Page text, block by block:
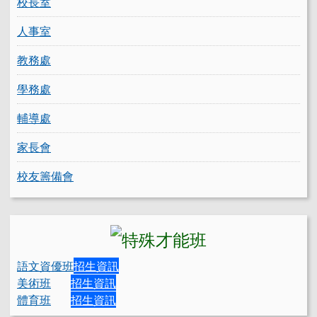
人事室
教務處
學務處
輔導處
家長會
校友籌備會
語文資優班招生資訊
美術班
招生資訊
體育班
招生資訊